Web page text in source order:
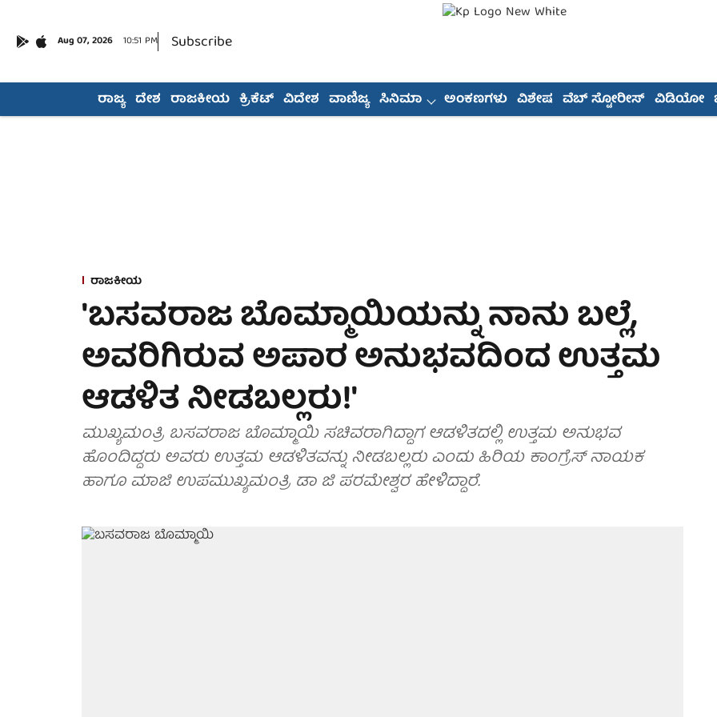
Aug 07, 2026 10:51 PM Subscribe
ರಾಜ್ಯ ದೇಶ ರಾಜಕೀಯ ಕ್ರಿಕೆಟ್ ವಿದೇಶ ವಾಣಿಜ್ಯ ಸಿನಿಮಾ ಅಂಕಣಗಳು ವಿಶೇಷ ವೆಬ್ ಸ್ಟೋರೀಸ್ ವಿಡಿಯೋ
ರಾಜಕೀಯ
'ಬಸವರಾಜ ಬೊಮ್ಮಾಯಿಯನ್ನು ನಾನು ಬಲ್ಲೆ,
ಅವರಿಗಿರುವ ಅಪಾರ ಅನುಭವದಿಂದ ಉತ್ತಮ
ಆಡಳಿತ ನೀಡಬಲ್ಲರು!'
ಮುಖ್ಯಮಂತ್ರಿ ಬಸವರಾಜ ಬೊಮ್ಮಾಯಿ ಸಚಿವರಾಗಿದ್ದಾಗ ಆಡಳಿತದಲ್ಲಿ ಉತ್ತಮ ಅನುಭವ
ಹೊಂದಿದ್ದರು ಅವರು ಉತ್ತಮ ಆಡಳಿತವನ್ನು ನೀಡಬಲ್ಲರು ಎಂದು ಹಿರಿಯ ಕಾಂಗ್ರೆಸ್ ನಾಯಕ
ಹಾಗೂ ಮಾಜಿ ಉಪಮುಖ್ಯಮಂತ್ರಿ ಡಾ ಜಿ ಪರಮೇಶ್ವರ ಹೇಳಿದ್ದಾರೆ.